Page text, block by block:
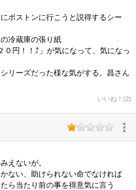
ボストンに行こうと説得するシー
冷蔵庫の張り紙
円！！⤴」が気になって、気になっ
リーズだった様な気がする。昌さん
いいね！(2)
えないが。
ない、助けられない命でなければ
ら当たり前の事を得意気に言う